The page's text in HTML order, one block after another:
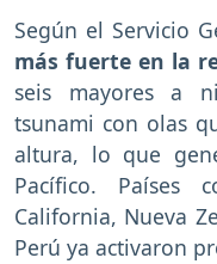
Según el Servicio
más fuerte en la
seis mayores a
tsunami con olas
altura, lo que
Pacífico. Países
California, Nueva
Perú ya activaron